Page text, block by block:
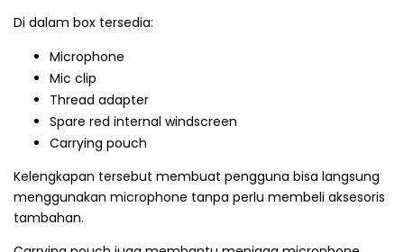
Di dalam box tersedia:
Microphone
Mic clip
Thread adapter
Spare red internal windscreen
Carrying pouch
Kelengkapan tersebut membuat pengguna bisa langsung
menggunakan microphone tanpa perlu membeli aksesoris
tambahan.